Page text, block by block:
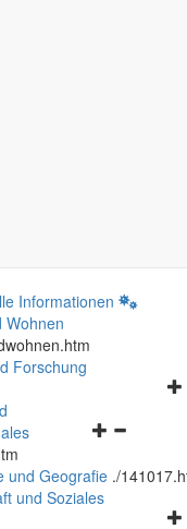
Informationen
Wohnen
Forschung
und
schließen
und Geografie ./
und Soziales